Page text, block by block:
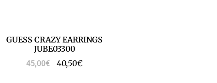
GUESS CRAZY EARRINGS
JUBE03300
45,00€ 40,50€